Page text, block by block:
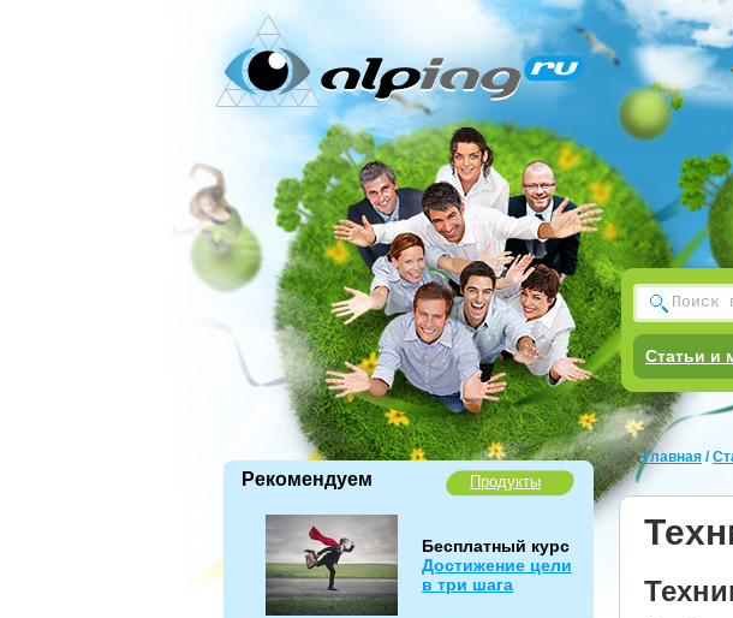
Статьи и
Рекомендуем Продукты
Бесплатный курс
Достижение цели
в три шага
Главная /